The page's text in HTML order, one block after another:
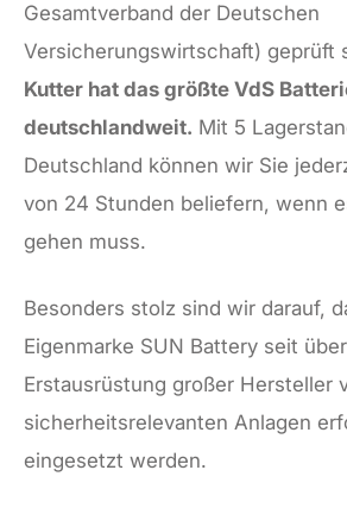
Gesamtverband der Deutschen
Versicherungswirtschaft) geprüft
Kutter hat das größte VdS
deutschlandweit. Mit 5
Deutschland können wir Sie
von 24 Stunden beliefern, wenn
gehen muss.
Besonders stolz sind wir darauf,
Eigenmarke SUN Battery seit
Erstausrüstung großer Hersteller
sicherheitsrelevanten Anlagen
eingesetzt werden.